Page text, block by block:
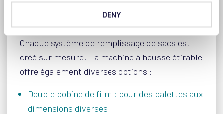
DENY
Chaque système de remplissage de sacs est
créé sur mesure. La machine à housse étirable
offre également diverses options :
Double bobine de film : pour des palettes aux
dimensions diverses